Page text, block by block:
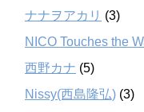
ナナヲアカリ (3)
NICO Touches the
西野カナ (5)
Nissy(西島隆弘) (3)